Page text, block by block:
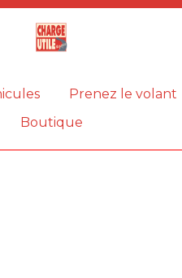
Prenez le volant
Boutique